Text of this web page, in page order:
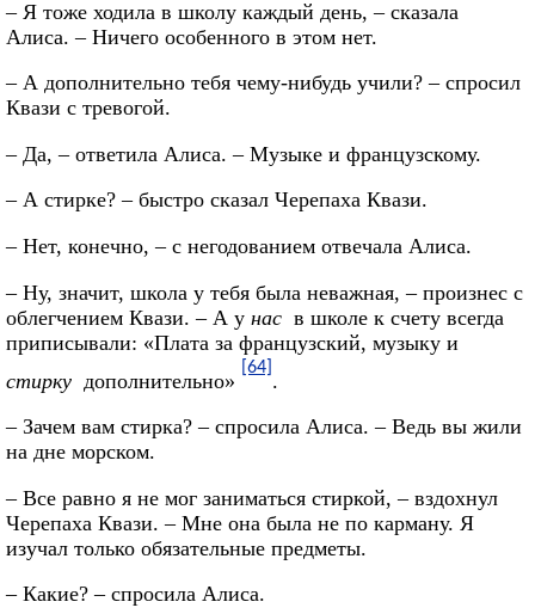
– Я тоже ходила в школу каждый день, – сказала
Алиса. – Ничего особенного в этом нет.
– А дополнительно тебя чему-нибудь учили? – спросил
Квази с тревогой.
– Да, – ответила Алиса. – Музыке и французскому.
– А стирке? – быстро сказал Черепаха Квази.
– Нет, конечно, – с негодованием отвечала Алиса.
– Ну, значит, школа у тебя была неважная, – произнес с
облегчением Квази. – А у нас в школе к счету всегда
приписывали: «Плата за французский, музыку и
стирку дополнительно»
[64]
.
– Зачем вам стирка? – спросила Алиса. – Ведь вы жили
на дне морском.
– Все равно я не мог заниматься стиркой, – вздохнул
Черепаха Квази. – Мне она была не по карману. Я
изучал только обязательные предметы.
– Какие? – спросила Алиса.